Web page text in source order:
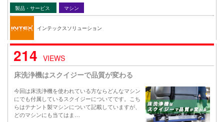
製品・サービス マシン
インテックスソリューション
214 VIEWS
床洗浄機はスクイジーで品質が変わる
今回は床洗浄機を使われている方ならどんなマシン
にでも付属しているスクイジーについてです。こち
らはテナント製マシンについて記載していますが、
どのマシンにも当てはま…